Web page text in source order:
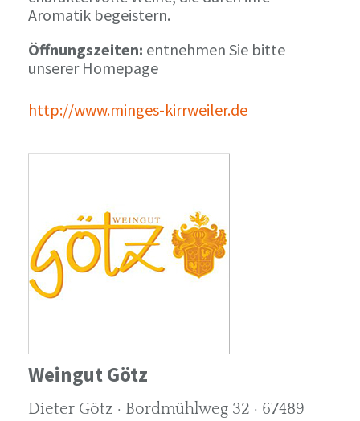
Aromatik begeistern.
Öffnungszeiten: entnehmen Sie bitte
unserer Homepage
http://www.minges-kirrweiler.de
Weingut Götz
Dieter Götz · Bordmühlweg 32 · 67489